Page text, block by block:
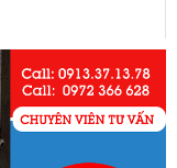
Mai Hương
Vĩnh Lộc A - Bình Chánh
cô bao bọc đóng